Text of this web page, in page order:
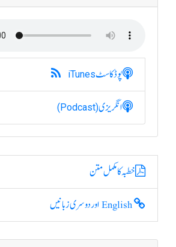
پوڈکاسٹiTunes
انگریزی(Podcast)
خطبہ کا مکمل متن